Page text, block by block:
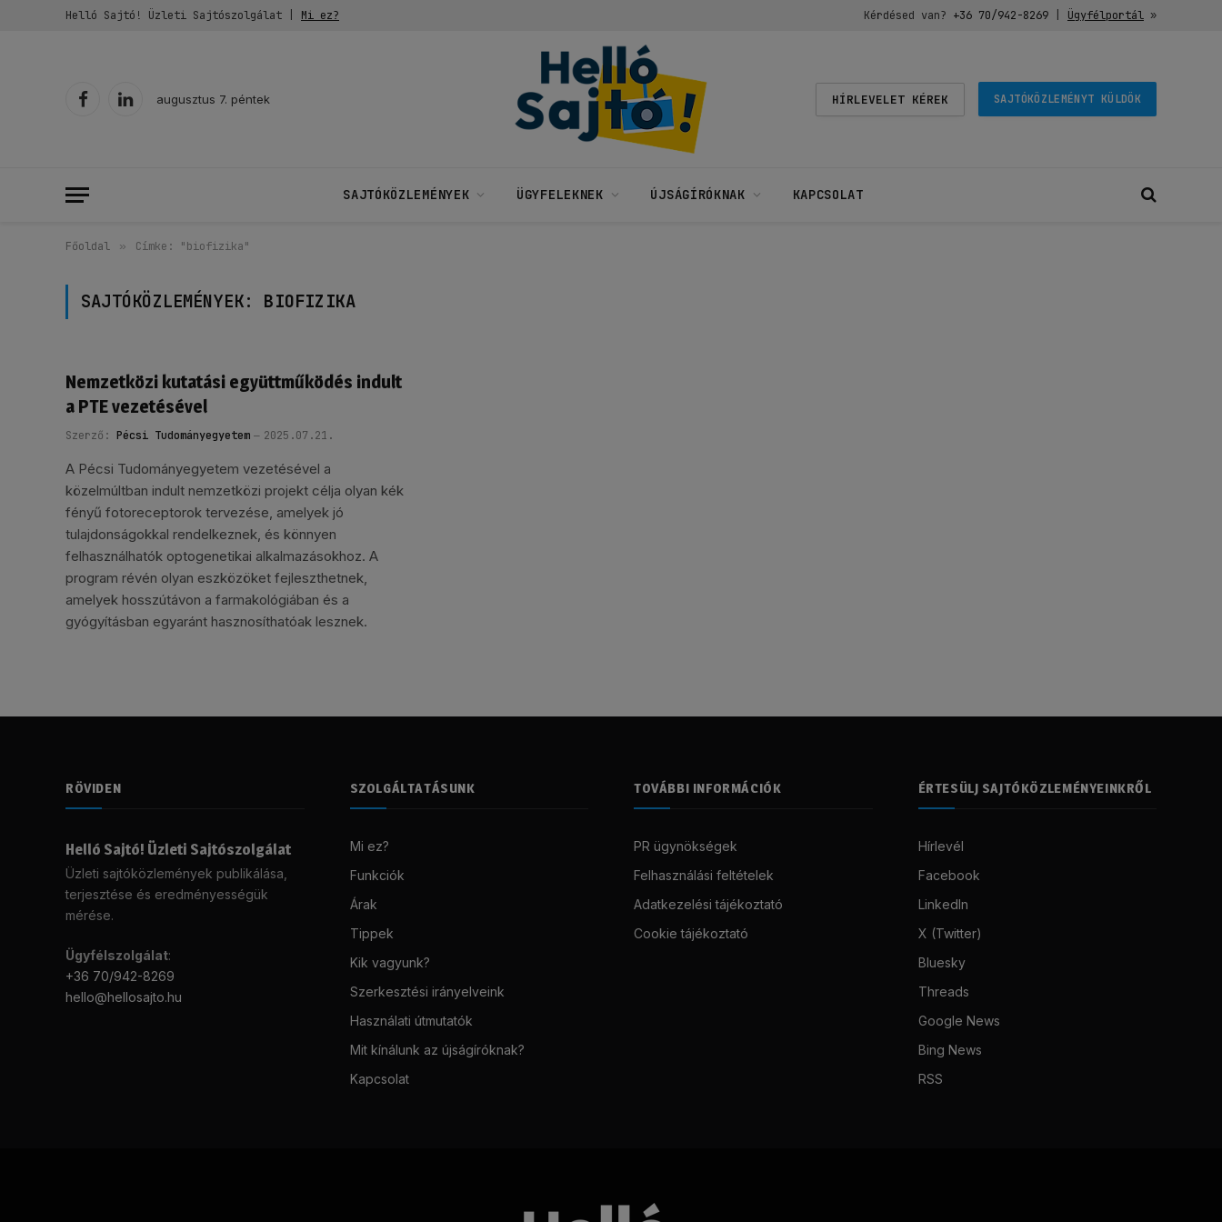
Helló Sajtó! Üzleti Sajtószolgálat | Mi ez? Kérdésed van? +36 70/942-8269| Ügyfélportál»
FacebookLinkedIn
augusztus 7. péntek HÍRLEVELET KÉREK SAJTÓKÖZLEMÉNYT KÜLDÖK
SAJTÓKÖZLEMÉNYEK ÜGYFELEKNEK ÚJSÁGÍRÓKNAK KAPCSOLAT
Főoldal » Címke: "biofizika"
SAJTÓKÖZLEMÉNYEK: BIOFIZIKA
Nemzetközi kutatási együttműködés indult
a PTE vezetésével
Szerző: Pécsi Tudományegyetem 2025.07.21.
A Pécsi Tudományegyetem vezetésével a
közelmúltban indult nemzetközi projekt célja olyan kék
fényű fotoreceptorok tervezése, amelyek jó
tulajdonságokkal rendelkeznek, és könnyen
felhasználhatók optogenetikai alkalmazásokhoz. A
program révén olyan eszközöket fejleszthetnek,
amelyek hosszútávon a farmakológiában és a
gyógyításban egyaránt hasznosíthatóak lesznek.
RÖVIDEN
Helló Sajtó! Üzleti Sajtószolgálat
Üzleti sajtóközlemények publikálása,
terjesztése és eredményességük
mérése.
Ügyfélszolgálat:
+36 70/942-8269
hello@hellosajto.hu
SZOLGÁLTATÁSUNK
Mi ez?
Funkciók
Árak
Tippek
Kik vagyunk?
Szerkesztési irányelveink
Használati útmutatók
Mit kínálunk az újságíróknak?
Kapcsolat
TOVÁBBI INFORMÁCIÓK
PR ügynökségek
Felhasználási feltételek
Adatkezelési tájékoztató
Cookie tájékoztató
ÉRTESÜLJ SAJTÓKÖZLEMÉNYEINKRŐL
Hírlevél
Facebook
LinkedIn
X (Twitter)
Bluesky
Threads
Google News
Bing News
RSS